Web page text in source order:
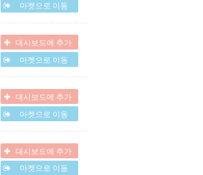
마켓으로 이동
대시보드에 추가
마켓으로 이동
대시보드에 추가
마켓으로 이동
대시보드에 추가
마켓으로 이동